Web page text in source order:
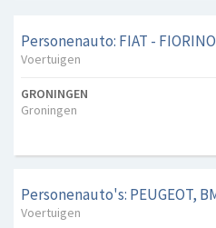
Personenauto: FIAT -
Voertuigen
GRONINGEN
Groningen
Personenauto's: PEUGEOT,
Voertuigen